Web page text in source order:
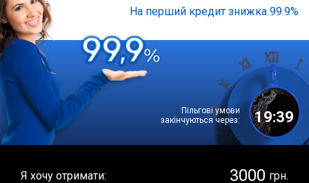
На перший кредит знижка 99.9%
Пільгові умови
закінчуються через:
19:38
Я хочу отримати: грн.